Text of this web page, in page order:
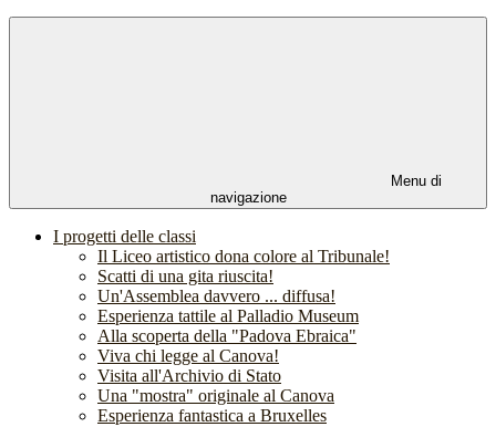
Menu di
navigazione
I progetti delle classi
Il Liceo artistico dona colore al Tribunale!
Scatti di una gita riuscita!
Un'Assemblea davvero ... diffusa!
Esperienza tattile al Palladio Museum
Alla scoperta della "Padova Ebraica"
Viva chi legge al Canova!
Visita all'Archivio di Stato
Una "mostra" originale al Canova
Esperienza fantastica a Bruxelles